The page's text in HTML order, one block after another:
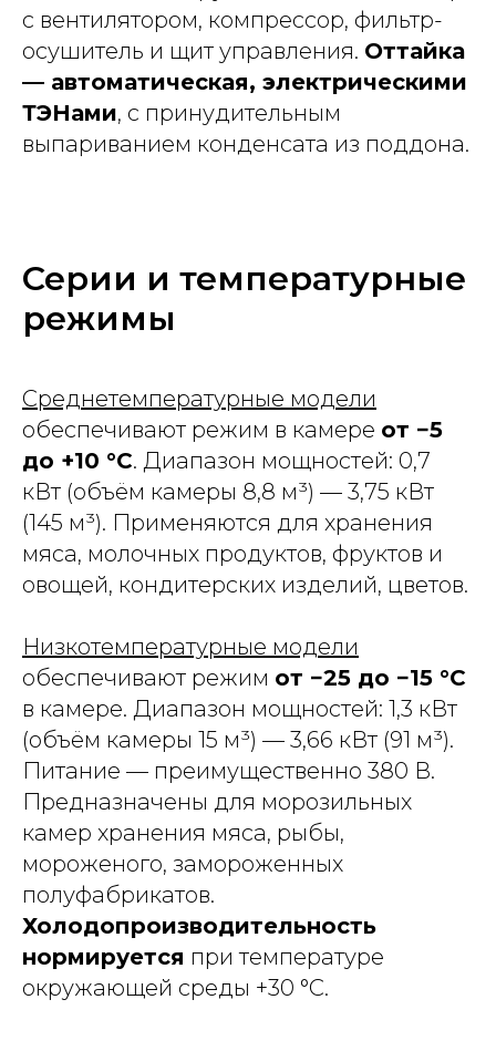
с вентилятором, компрессор, фильтр-
осушитель и щит управления. Оттайка
— автоматическая, электрическими
ТЭНами, с принудительным
выпариванием конденсата из поддона.
Серии и температурные
режимы
Среднетемпературные модели
обеспечивают режим в камере от −5
до +10 °C. Диапазон мощностей: 0,7
кВт (объём камеры 8,8 м³) — 3,75 кВт
(145 м³). Применяются для хранения
мяса, молочных продуктов, фруктов и
овощей, кондитерских изделий, цветов.
Низкотемпературные модели
обеспечивают режим от −25 до −15 °C
в камере. Диапазон мощностей: 1,3 кВт
(объём камеры 15 м³) — 3,66 кВт (91 м³).
Питание — преимущественно 380 В.
Предназначены для морозильных
камер хранения мяса, рыбы,
мороженого, замороженных
полуфабрикатов.
Холодопроизводительность
нормируется при температуре
окружающей среды +30 °C.